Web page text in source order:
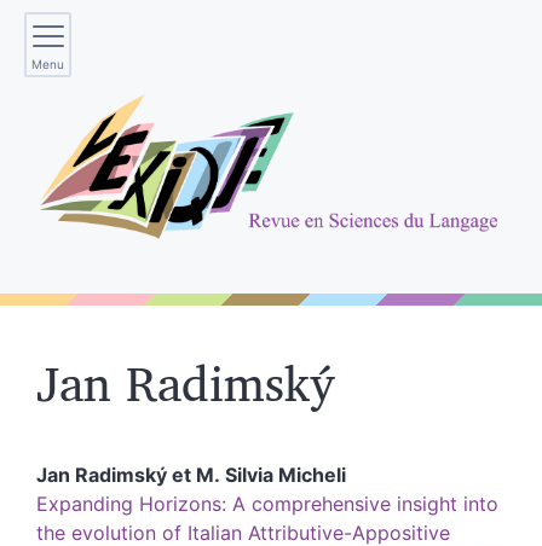
Menu
Jan Radimský
Jan Radimský et M. Silvia Micheli
Expanding Horizons: A comprehensive insight into
the evolution of Italian Attributive-Appositive